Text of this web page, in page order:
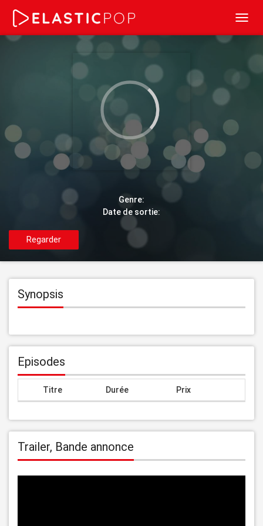
Genre:
Date de sortie:
Regarder
Synopsis
Episodes
Titre Durée Prix
Trailer, Bande annonce